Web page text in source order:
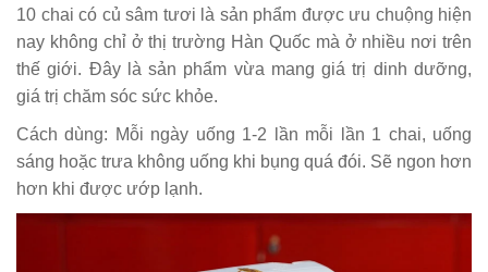
10 chai có củ sâm tươi là sản phẩm được ưu chuộng hiện
nay không chỉ ở thị trường Hàn Quốc mà ở nhiều nơi trên
thế giới. Đây là sản phẩm vừa mang giá trị dinh dưỡng,
giá trị chăm sóc sức khỏe.
Cách dùng: Mỗi ngày uống 1-2 lần mỗi lần 1 chai, uống
sáng hoặc trưa không uống khi bụng quá đói. Sẽ ngon hơn
hơn khi được ướp lạnh.